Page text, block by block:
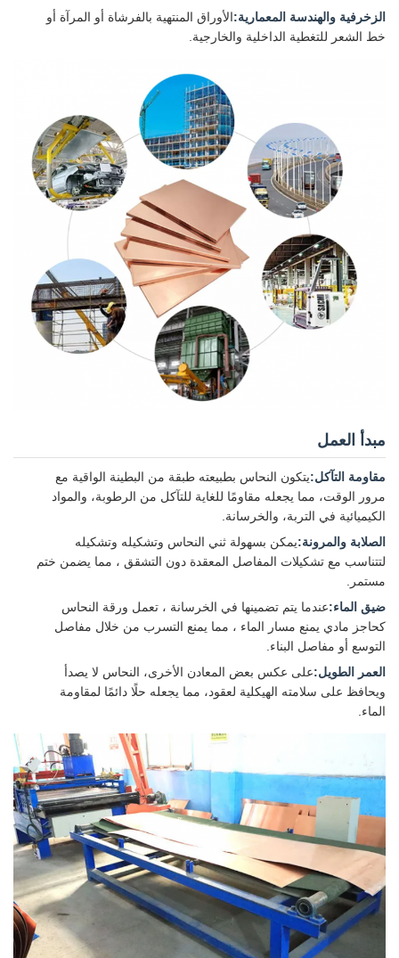
الزخرفية والهندسة المعمارية:الأوراق المنتهية بالفرشاة أو المرآة أو
خط الشعر للتغطية الداخلية والخارجية.
مبدأ العمل
مقاومة التآكل:يتكون النحاس بطبيعته طبقة من البطينة الواقية مع
مرور الوقت، مما يجعله مقاومًا للغاية للتآكل من الرطوبة، والمواد
الكيميائية في التربة، والخرسانة.
الصلابة والمرونة:يمكن بسهولة ثني النحاس وتشكيله وتشكيله
لتتناسب مع تشكيلات المفاصل المعقدة دون التشقق ، مما يضمن ختم
مستمر.
ضيق الماء:عندما يتم تضمينها في الخرسانة ، تعمل ورقة النحاس
كحاجز مادي يمنع مسار الماء ، مما يمنع التسرب من خلال مفاصل
التوسع أو مفاصل البناء.
العمر الطويل:على عكس بعض المعادن الأخرى، النحاس لا يصدأ
ويحافظ على سلامته الهيكلية لعقود، مما يجعله حلًا دائمًا لمقاومة
الماء.